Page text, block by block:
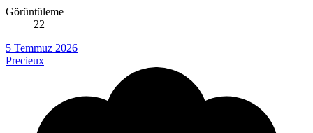
Görüntüleme
22
5 Temmuz 2026
Precieux